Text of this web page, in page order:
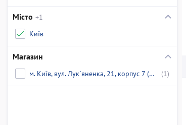
Місто +1
Київ
Магазин
м. Київ, вул. Лук`яненка, 21, корпус 7 (м. Мінська) (1)